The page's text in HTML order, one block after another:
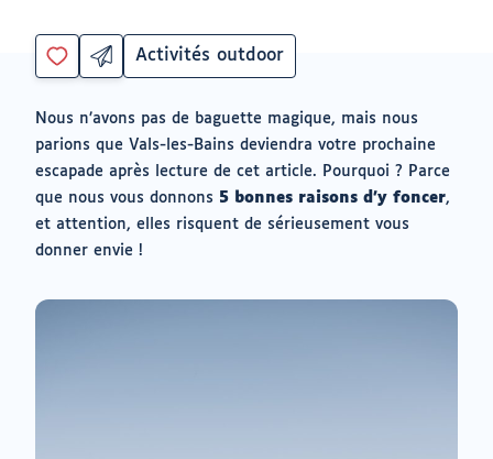
Vous
être
pour
ajouter
à
mes
Partager
par
ouvrir
vers
un
logiciel
messagerie
Catégorie
Activités outdoor
Nous n’avons pas de baguette magique, mais nous
parions que Vals-les-Bains deviendra votre prochaine
escapade après lecture de cet article. Pourquoi ? Parce
que nous vous donnons 5 bonnes raisons d’y foncer,
et attention, elles risquent de sérieusement vous
donner envie !